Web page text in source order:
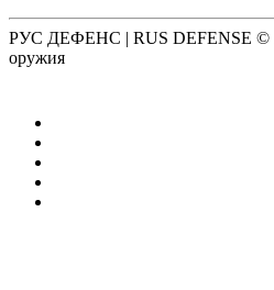
РУС ДЕФЕНС | RUS DEFENSE ©
оружия